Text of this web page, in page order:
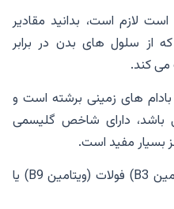
لازم است، بدانید مقادیر
که از سلول های بدن در برابر
می کند.
های زمینی برشته است و
باشد، دارای شاخص گلیسمی
بسیار مفید است.
در آن مس، بیوتین، نیاسین (ویتامین B3) فولات (ویتامین B9) یا